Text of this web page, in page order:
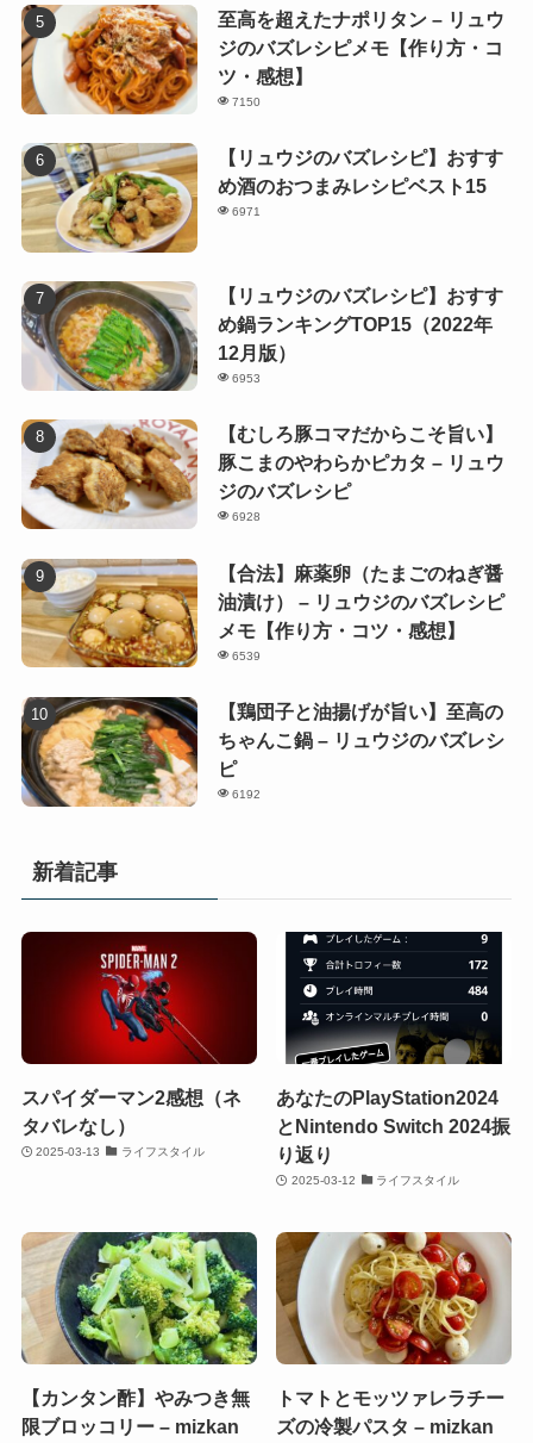
至高を超えたナポリタン – リュウ
ジのバズレシピメモ【作り方・コ
ツ・感想】
7150
【リュウジのバズレシピ】おすす
め酒のおつまみレシピベスト15
6971
【リュウジのバズレシピ】おすす
め鍋ランキングTOP15（2022年
12月版）
6953
【むしろ豚コマだからこそ旨い】
豚こまのやわらかピカタ – リュウ
ジのバズレシピ
6928
【合法】麻薬卵（たまごのねぎ醤
油漬け） – リュウジのバズレシピ
メモ【作り方・コツ・感想】
6539
【鶏団子と油揚げが旨い】至高の
ちゃんこ鍋 – リュウジのバズレシ
ピ
6192
新着記事
スパイダーマン2感想（ネ
タバレなし）
2025-03-13 ライフスタイル
あなたのPlayStation2024
とNintendo Switch 2024振
り返り
2025-03-12 ライフスタイル
【カンタン酢】やみつき無
限ブロッコリー – mizkan
トマトとモッツァレラチー
ズの冷製パスタ – mizkan